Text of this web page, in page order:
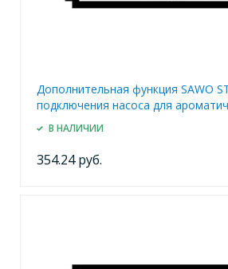
Дополнительная функция SAWO
подключения насоса для
В НАЛИЧИИ
354.24 руб.